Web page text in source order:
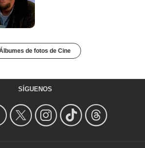
de fotos de Cine
SÍGUENOS